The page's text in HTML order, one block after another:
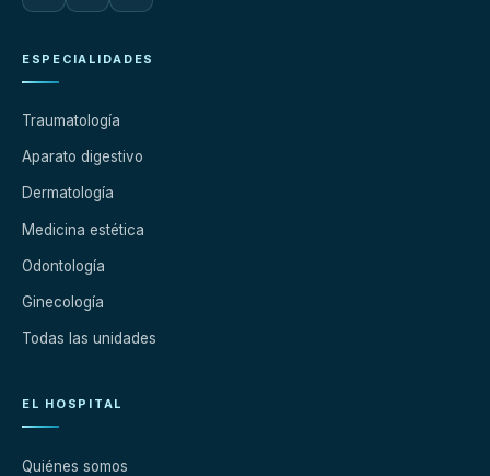
ESPECIALIDADES
Traumatología
Aparato digestivo
Dermatología
Medicina estética
Odontología
Ginecología
Todas las unidades
EL HOSPITAL
Quiénes somos